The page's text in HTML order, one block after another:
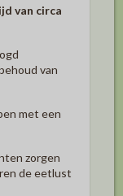
van circa
van
met een
zorgen
de eetlust